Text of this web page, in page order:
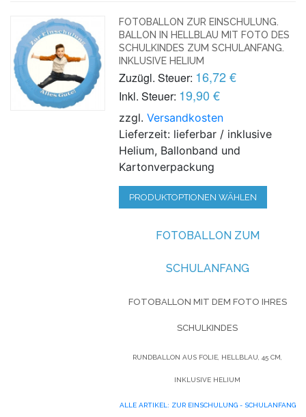
FOTOBALLON ZUR EINSCHULUNG.
BALLON IN HELLBLAU MIT FOTO DES
SCHULKINDES ZUM SCHULANFANG.
INKLUSIVE HELIUM
Zuzügl. Steuer: 16,72 €
Inkl. Steuer: 19,90 €
zzgl.Versandkosten
Lieferzeit: lieferbar / inklusive
Helium, Ballonband und
Kartonverpackung
PRODUKTOPTIONEN WÄHLEN
FOTOBALLON ZUM
SCHULANFANG
FOTOBALLON MIT DEM FOTO IHRES
SCHULKINDES
RUNDBALLON AUS FOLIE, HELLBLAU, 45 CM,
INKLUSIVE HELIUM
ALLE ARTIKEL: ZUR EINSCHULUNG - SCHULANFANG